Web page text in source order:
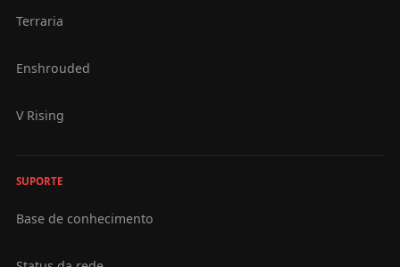
Terraria
Enshrouded
V Rising
SUPORTE
Base de conhecimento